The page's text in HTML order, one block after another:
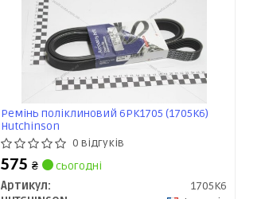
Ремінь поліклиновий 6PK1705 (1705K6)
Hutchinson
0 відгуків
575₴
сьогодні
Артикул:
1705K6